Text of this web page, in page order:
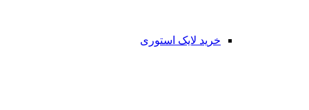
خرید لایک استوری